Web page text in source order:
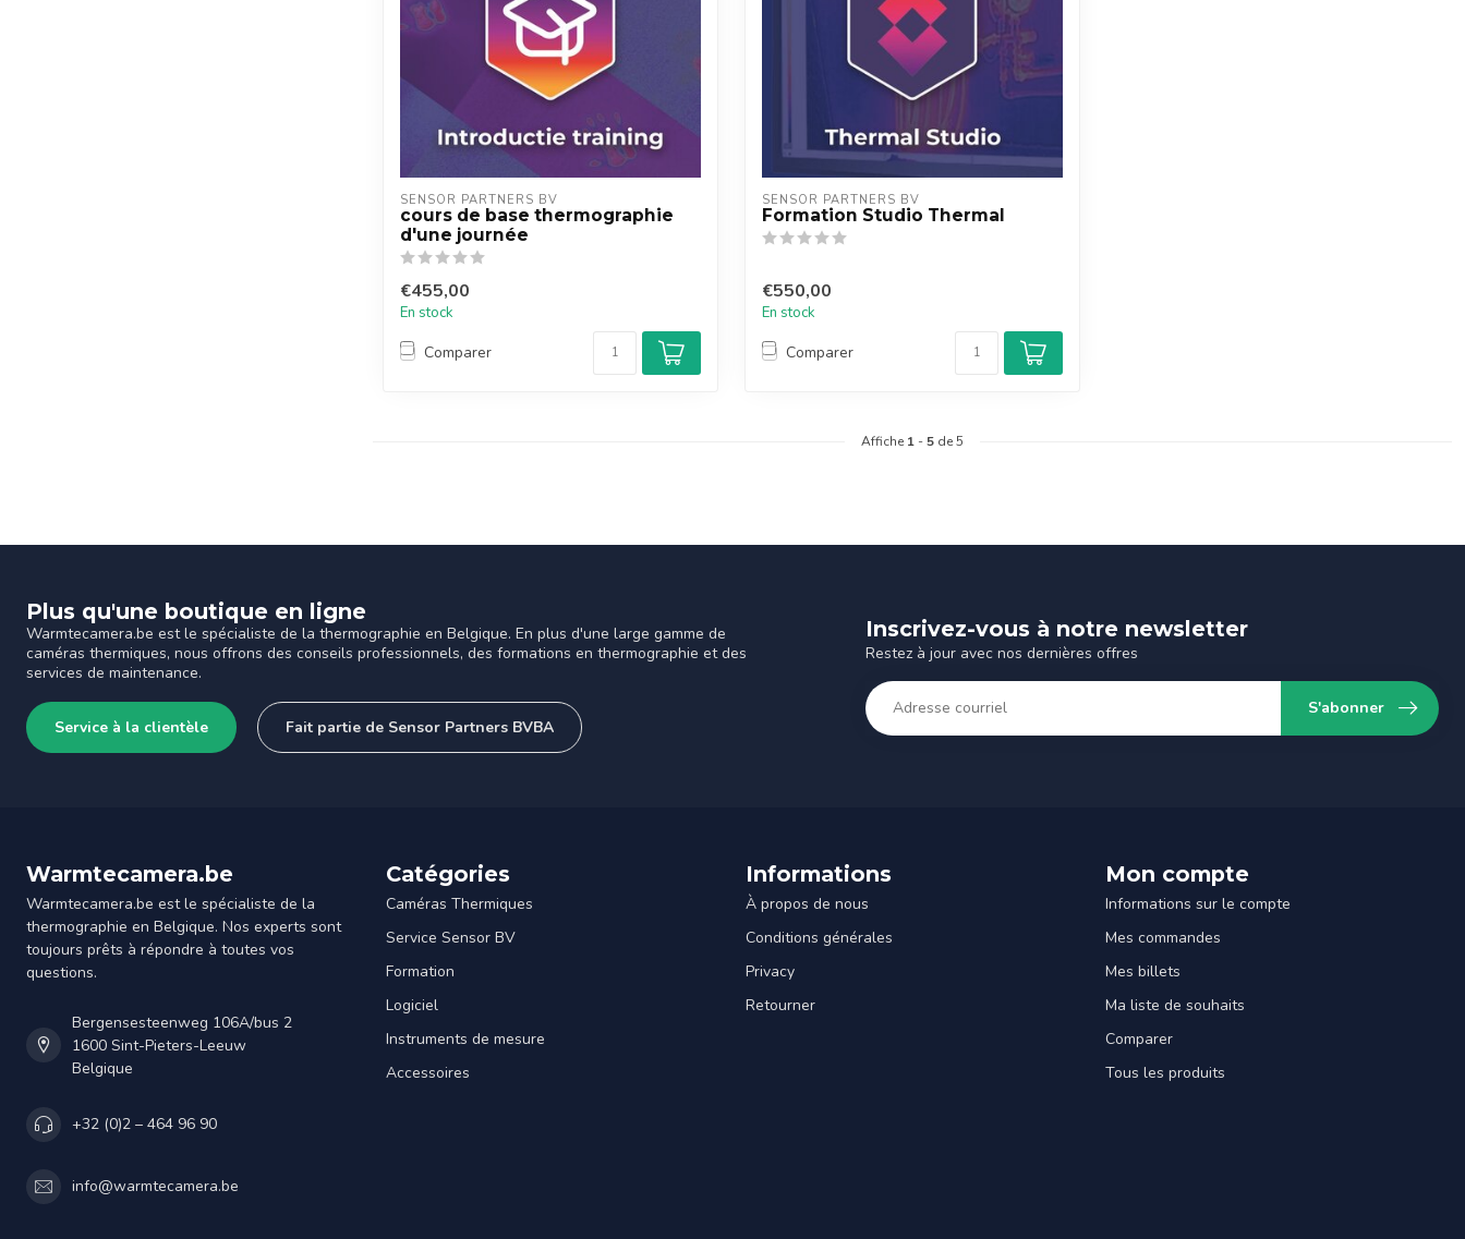
SENSOR PARTNERS BV
cours de base thermographie
d'une journée
€455,00
En stock
Comparer
SENSOR PARTNERS BV
Formation Studio Thermal
€550,00
En stock
Comparer
Affiche 1 -5 de 5
Plus qu'une boutique en ligne
Warmtecamera.be est le spécialiste de la thermographie en Belgique. En plus d'une large gamme de
caméras thermiques, nous offrons des conseils professionnels, des formations en thermographie et des
services de maintenance.
Service à la clientèle Fait partie de Sensor Partners BVBA
Inscrivez-vous à notre newsletter
Restez à jour avec nos dernières offres
S'abonner
Warmtecamera.be
Warmtecamera.be est le spécialiste de la
thermographie en Belgique. Nos experts sont
toujours prêts à répondre à toutes vos
questions.
Bergensesteenweg 106A/bus 2
1600 Sint-Pieters-Leeuw
Belgique
+32 (0)2 – 464 96 90
info@warmtecamera.be
Catégories
Caméras Thermiques
Service Sensor BV
Formation
Logiciel
Instruments de mesure
Accessoires
Informations
À propos de nous
Conditions générales
Privacy
Retourner
Mon compte
Informations sur le compte
Mes commandes
Mes billets
Ma liste de souhaits
Comparer
Tous les produits